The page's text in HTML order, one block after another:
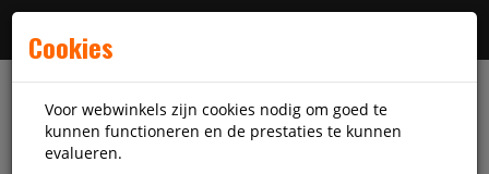
Cookies
Voor webwinkels zijn cookies nodig om goed te
kunnen functioneren en de prestaties te kunnen
evalueren.